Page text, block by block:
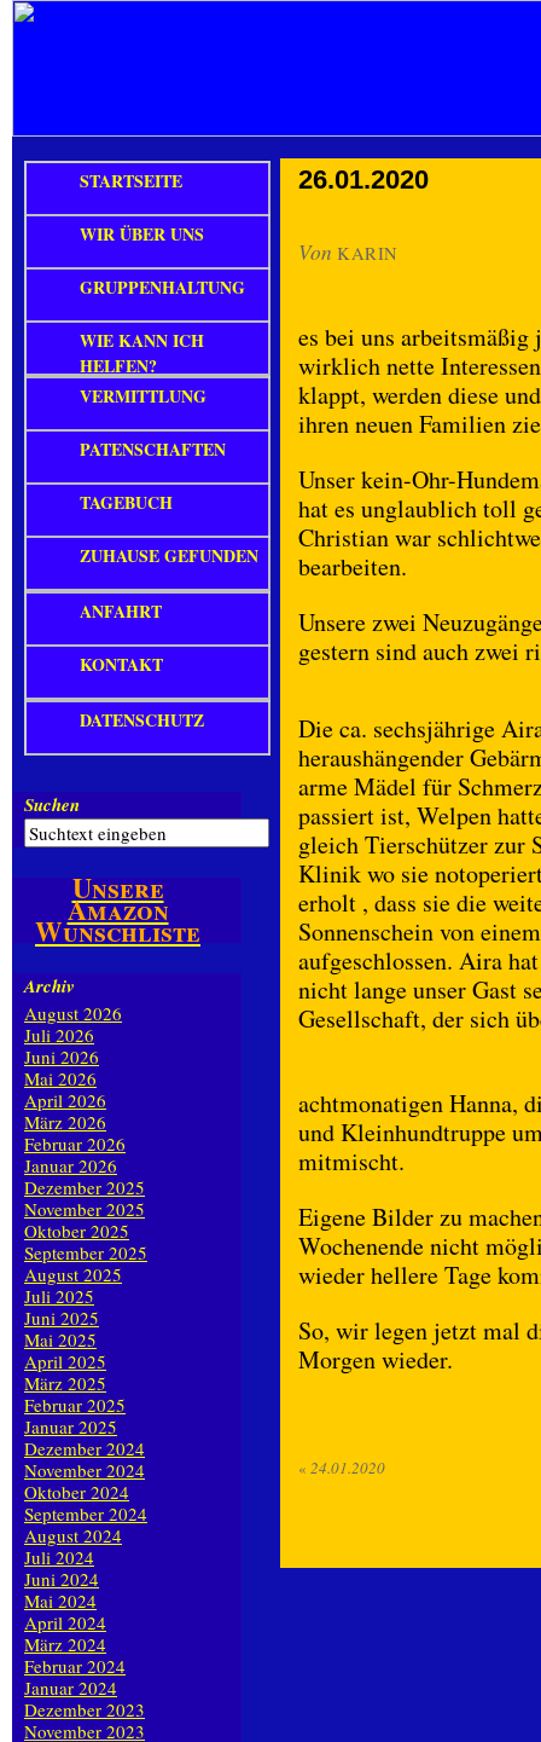
26.01.2020
Von KARIN
es bei uns
wirklich nette
klappt, werden diese
ihren neuen Familien
Unser kein-Ohr-
hat es unglaublich toll
Christian war
bearbeiten.
Unsere zwei
gestern sind auch zwei
Die ca. sechsjährige
heraushängender
arme Mädel für
passiert ist, Welpen
gleich Tierschützer zur
Klinik wo sie
erholt , dass sie die
Sonnenschein von
aufgeschlossen. Aira
nicht lange unser Gast
Gesellschaft, der sich
achtmonatigen Hanna,
und Kleinhundtruppe
mitmischt.
Eigene Bilder zu
Wochenende nicht
wieder hellere Tage
So, wir legen jetzt mal
Morgen wieder.
« 24.01.2020
STARTSEITE
WIR ÜBER UNS
GRUPPENHALTUNG
WIE KANN ICH
HELFEN?
VERMITTLUNG
PATENSCHAFTEN
TAGEBUCH
ZUHAUSE GEFUNDEN
ANFAHRT
KONTAKT
DATENSCHUTZ
Suchen
Unsere
Amazon
Wunschliste
Archiv
August 2026
Juli 2026
Juni 2026
Mai 2026
April 2026
März 2026
Februar 2026
Januar 2026
Dezember 2025
November 2025
Oktober 2025
September 2025
August 2025
Juli 2025
Juni 2025
Mai 2025
April 2025
März 2025
Februar 2025
Januar 2025
Dezember 2024
November 2024
Oktober 2024
September 2024
August 2024
Juli 2024
Juni 2024
Mai 2024
April 2024
März 2024
Februar 2024
Januar 2024
Dezember 2023
November 2023